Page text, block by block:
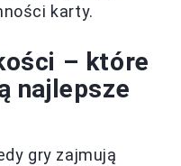
karty.
– które
najlepsze
gry zajmują